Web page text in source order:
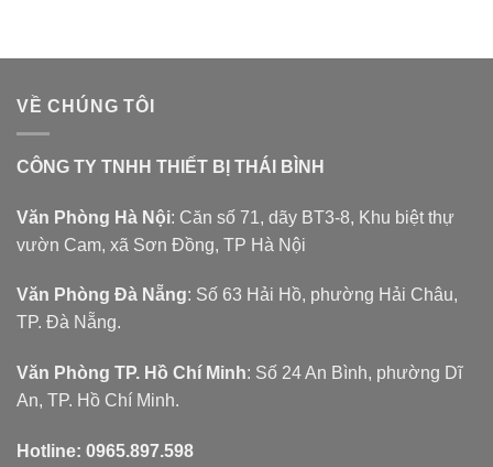
VỀ CHÚNG TÔI
CÔNG TY TNHH THIẾT BỊ THÁI BÌNH
Văn Phòng Hà Nội: Căn số 71, dãy BT3-8, Khu biệt thự
vườn Cam, xã Sơn Đồng, TP Hà Nội
Văn Phòng Đà Nẵng: Số 63 Hải Hồ, phường Hải Châu,
TP. Đà Nẵng.
Văn Phòng TP. Hồ Chí Minh: Số 24 An Bình, phường Dĩ
An, TP. Hồ Chí Minh.
Hotline: 0965.897.598